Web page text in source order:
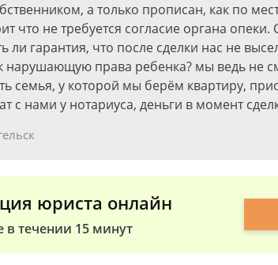
а только прописан, как по
что не требуется согласие органа опеки.
ли гарантия, что после сделки нас не
нарушающую права ребенка? мы ведь не
семья, у которой мы берём квартиру,
с нами у нотариуса, деньги в момент
юриста онлайн
в течении 15 минут